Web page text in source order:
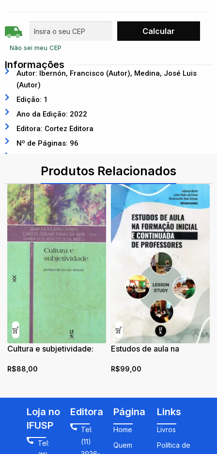
Não sei meu CEP
Informações
Autor: Ibernón, Francisco (Autor), Medina, José Luis
(Autor)
Edição: 1
Ano da Edição: 2022
Editora: Cortez Editora
Nº de Páginas: 96
Produtos Relacionados
Cultura e subjetividade:
R$88,00
Estudos de aula na
continuada de professores
R$99,00
Loja no
IFUSP
Tel:
Editora
Tel:
(11)
Página
Home
Quem
Links
Livros
Política de